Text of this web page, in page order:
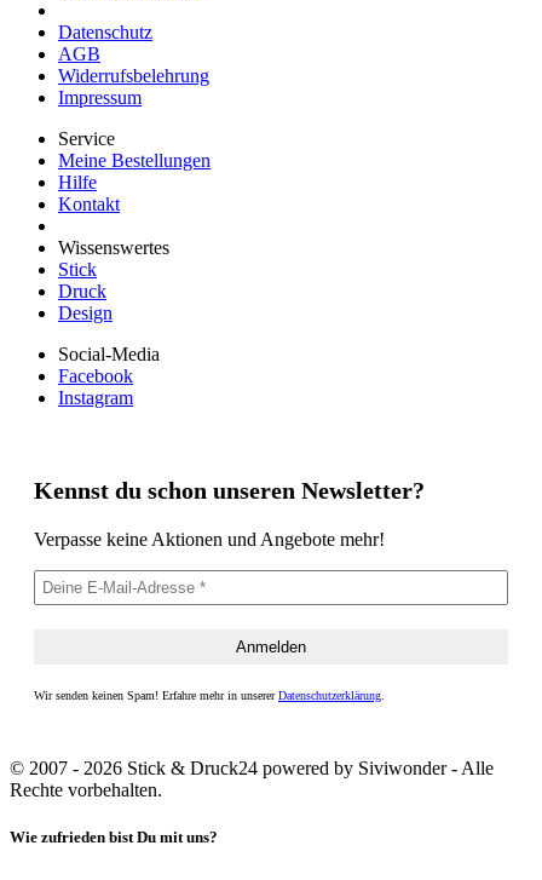
Datenschutz
AGB
Widerrufsbelehrung
Impressum
Service
Meine Bestellungen
Hilfe
Kontakt
Wissenswertes
Stick
Druck
Design
Social-Media
Facebook
Instagram
Kennst du schon unseren Newsletter?
Verpasse keine Aktionen und Angebote mehr!
Wir senden keinen Spam! Erfahre mehr in unsererDatenschutzerklärung
© 2007 - 2026 Stick & Druck24 powered by Siviwonder - Alle
Rechte vorbehalten.
Wie zufrieden bist Du mit uns?